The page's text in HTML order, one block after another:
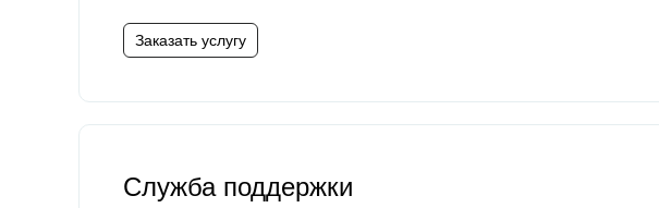
Заказать услугу
Служба поддержки